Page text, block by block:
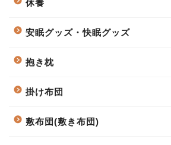
休養
安眠グッズ・快眠グッズ
抱き枕
掛け布団
敷布団(敷き布団)